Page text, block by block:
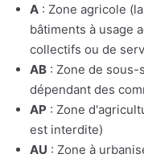
A : Zone agricole
bâtiments à usage
collectifs ou de
AB : Zone de
dépendant des
AP : Zone
est interdite)
AU : Zone à